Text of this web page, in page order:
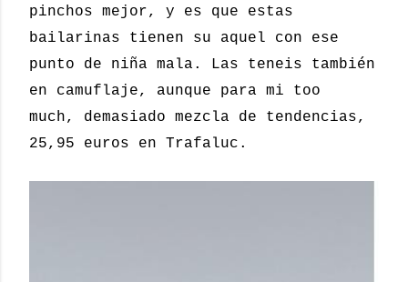
pinchos mejor, y es que estas
bailarinas tienen su aquel con ese
punto de niña mala. Las teneis también
en camuflaje, aunque para mi too
much, demasiado mezcla de tendencias,
25,95 euros en Trafaluc.